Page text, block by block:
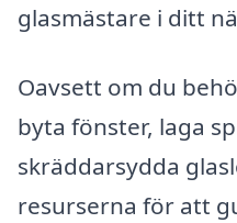
glasmästare i ditt
Oavsett om du
byta fönster, laga
skräddarsydda
resurserna för att